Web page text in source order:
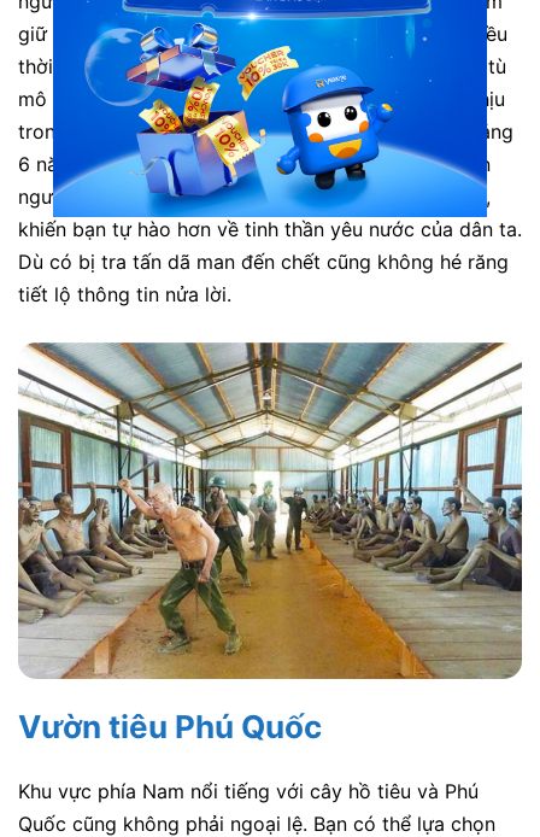
giữ tù nhân chính trị trong chiến tranh Việt Nam nhiều
thời kì. Nơi đây từng giam giữ 32,000 tù nhân. Nhà tù
mô tả lại những cực hình tra tấn mà tù nhân phải chịu
trong thời gian giam cầm. Nhà tù tồn tại trong khoảng
6 năm đã có hơn 4000 người chết, hàng chục nghìn
người bị tàn phế vĩnh viễn. Thấy được những mô tả,
khiến bạn tự hào hơn về tinh thần yêu nước của dân ta.
Dù có bị tra tấn dã man đến chết cũng không hé răng
tiết lộ thông tin nửa lời.
Vườn tiêu Phú Quốc
Khu vực phía Nam nổi tiếng với cây hồ tiêu và Phú
Quốc cũng không phải ngoại lệ. Bạn có thể lựa chọn